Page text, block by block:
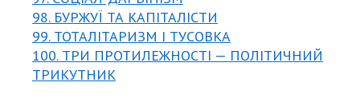
98. БУРЖУЇ ТА КАПІТАЛІСТИ
99. ТОТАЛІТАРИЗМ І ТУСОВКА
100. ТРИ ПРОТИЛЕЖНОСТІ — ПОЛІТИЧНИЙ
ТРИКУТНИК